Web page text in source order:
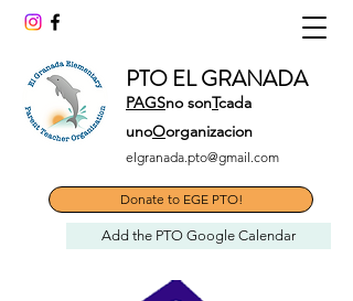
PTO EL GRANADA
PAGSno sonTcada
unoOorganizacion
elgranada.pto@gmail.com
Donate to EGE PTO!
Add the PTO Google Calendar